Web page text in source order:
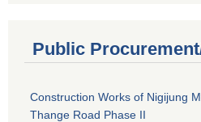
Public
Construction Works of Nigijung
Thange Road Phase II